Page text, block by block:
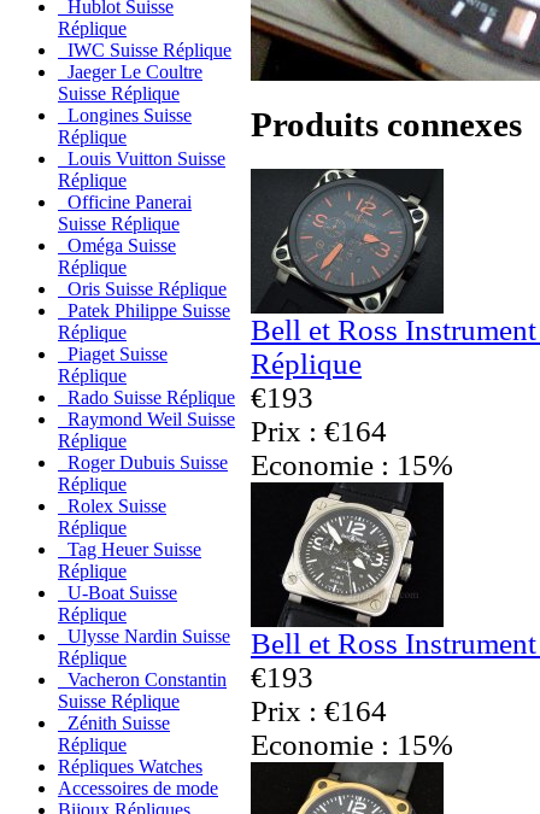
Hublot Suisse
Réplique
IWC Suisse Réplique
Jaeger Le Coultre
Suisse Réplique
Longines Suisse
Réplique
Louis Vuitton Suisse
Réplique
Officine Panerai
Suisse Réplique
Oméga Suisse
Réplique
Oris Suisse Réplique
Patek Philippe Suisse
Réplique
Piaget Suisse
Réplique
Rado Suisse Réplique
Raymond Weil Suisse
Réplique
Roger Dubuis Suisse
Réplique
Rolex Suisse
Réplique
Tag Heuer Suisse
Réplique
U-Boat Suisse
Réplique
Ulysse Nardin Suisse
Réplique
Vacheron Constantin
Suisse Réplique
Zénith Suisse
Réplique
Répliques Watches
Accessoires de mode
Produits connexes
Bell et Ross
Réplique
€193
Prix : €164
Economie : 15%
Bell et Ross
€193
Prix : €164
Economie : 15%